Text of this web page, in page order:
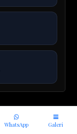
WhatsApp Galeri